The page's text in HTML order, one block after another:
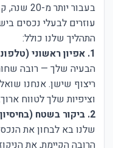
בעבור יותר מ-20 שנה, קובי מארק וצוות
עוזרים לבעלי נכסים
התהליך שלנו כולל:
1. אפיון ראשוני (טלפוני או בפגישה):
הבעיה שלך — רובה
ריצוף שישן. אנחנו
וציפיות שלך לטווח
2. ביקור בשטח (בחיסיון מלא):
שלנו בא לבחון את
הרובה הקיימת, את